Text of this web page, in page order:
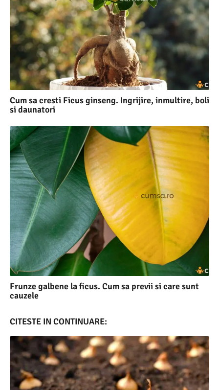
Cum sa cresti Ficus ginseng. Ingrijire, inmultire, boli
si daunatori
Frunze galbene la ficus. Cum sa previi si care sunt
cauzele
CITESTE IN CONTINUARE: